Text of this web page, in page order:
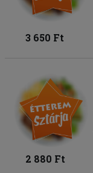
3 650 Ft
2 880 Ft